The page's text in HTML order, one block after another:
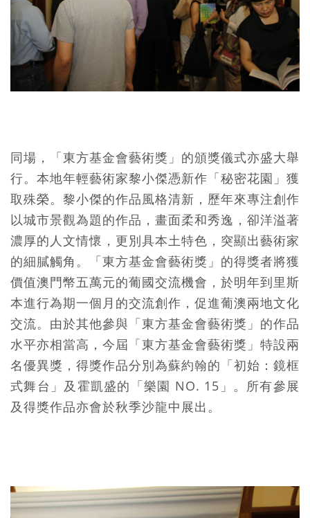
同場，「東方基金會藝術獎」的頒獎儀式亦盛大舉
行。本地年輕藝術家黎小傑憑新作「秘密花園」獲
取殊榮。黎小傑的作品風格清新，歷年來專注創作
以城市景觀為題的作品，畫面柔和秀逸，卻洋溢著
濃厚的人文情懷，更別具本土特色，突顯出藝術家
的細膩觸角。「東方基金會藝術獎」的得獎者將獲
價值澳門幣五萬元的葡國交流機會，於明年到里斯
本進行為期一個月的交流創作，促進葡澳兩地文化
交流。由於其他參與「東方基金會藝術獎」的作品
水平亦相當高，今屆「東方基金會藝術獎」特設兩
名優異獎，得獎作品分別為蘇約翰的「初始：鏡框
式舞台」及霍凱盛的「樂園 NO. 15」。所有參展
及得獎作品亦會於秋季沙龍中展出。